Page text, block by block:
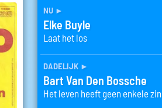
nu ►
Elke Buyle
Laat het los
dadelijk ►
Bart Van Den Bossche
Het leven heeft geen enkele zin